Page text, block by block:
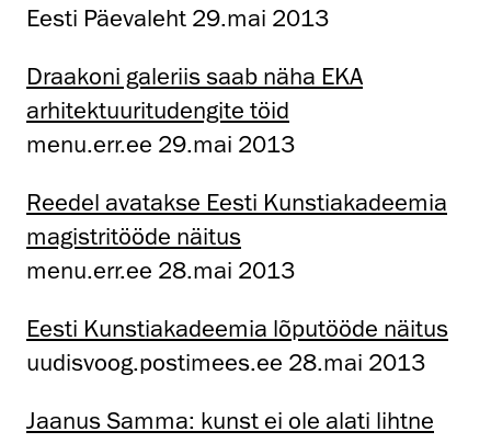
Eesti Päevaleht 29.mai 2013
Draakoni galeriis saab näha EKA
arhitektuuritudengite töid
menu.err.ee 29.mai 2013
Reedel avatakse Eesti Kunstiakadeemia
magistritööde näitus
menu.err.ee 28.mai 2013
Eesti Kunstiakadeemia lõputööde näitus
uudisvoog.postimees.ee 28.mai 2013
Jaanus Samma: kunst ei ole alati lihtne